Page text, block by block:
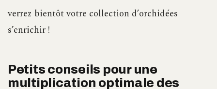
verrez bientôt votre collection d’orchidées
s’enrichir !
Petits conseils pour une
multiplication optimale des